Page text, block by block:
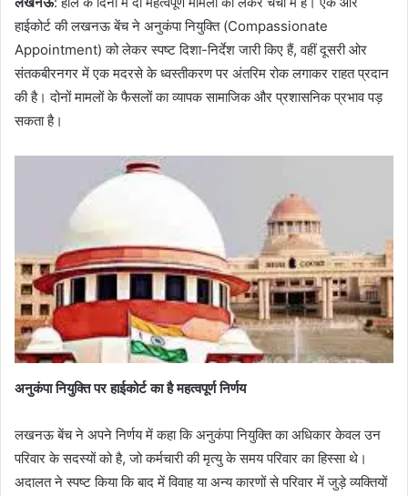
हाईकोर्ट की लखनऊ बेंच ने अनुकंपा नियुक्ति (Compassionate
Appointment) को लेकर स्पष्ट दिशा-निर्देश जारी किए हैं, वहीं दूसरी ओर
संतकबीरनगर में एक मदरसे के ध्वस्तीकरण पर अंतरिम रोक लगाकर राहत प्रदान
की है। दोनों मामलों के फैसलों का व्यापक सामाजिक और प्रशासनिक प्रभाव पड़
सकता है।
अनुकंपा नियुक्ति पर हाईकोर्ट का है महत्वपूर्ण निर्णय
लखनऊ बेंच ने अपने निर्णय में कहा कि अनुकंपा नियुक्ति का अधिकार केवल उन
परिवार के सदस्यों को है, जो कर्मचारी की मृत्यु के समय परिवार का हिस्सा थे।
अदालत ने स्पष्ट किया कि बाद में विवाह या अन्य कारणों से परिवार में जुड़े व्यक्तियों